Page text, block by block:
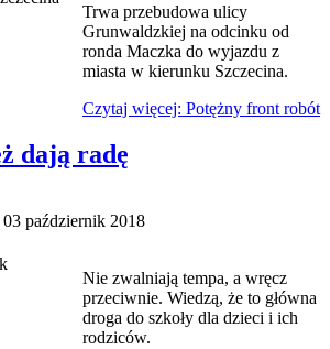
Trwa przebudowa ulicy
Grunwaldzkiej na odcinku od
ronda Maczka do wyjazdu z
miasta w kierunku Szczecina.
Czytaj więcej: Potężny front robót
dają radę
październik 2018
Nie zwalniają tempa, a wręcz
przeciwnie. Wiedzą, że to główna
droga do szkoły dla dzieci i ich
rodziców.